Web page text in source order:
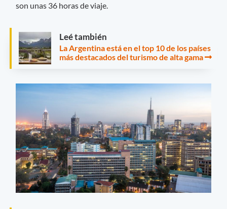
son unas 36 horas de viaje.
Leé también
La Argentina está en el top 10 de los países
más destacados del turismo de alta gama